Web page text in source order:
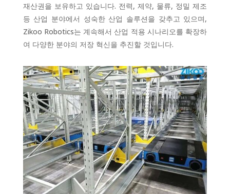
재산권을 보유하고 있습니다. 전력, 제약, 물류, 정밀 제조
등 산업 분야에서 성숙한 산업 솔루션을 갖추고 있으며,
Zikoo Robotics는 계속해서 산업 적용 시나리오를 확장하
여 다양한 분야의 저장 혁신을 추진할 것입니다.